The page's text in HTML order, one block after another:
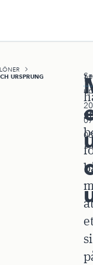
LÖNER
URSPRUNG
06